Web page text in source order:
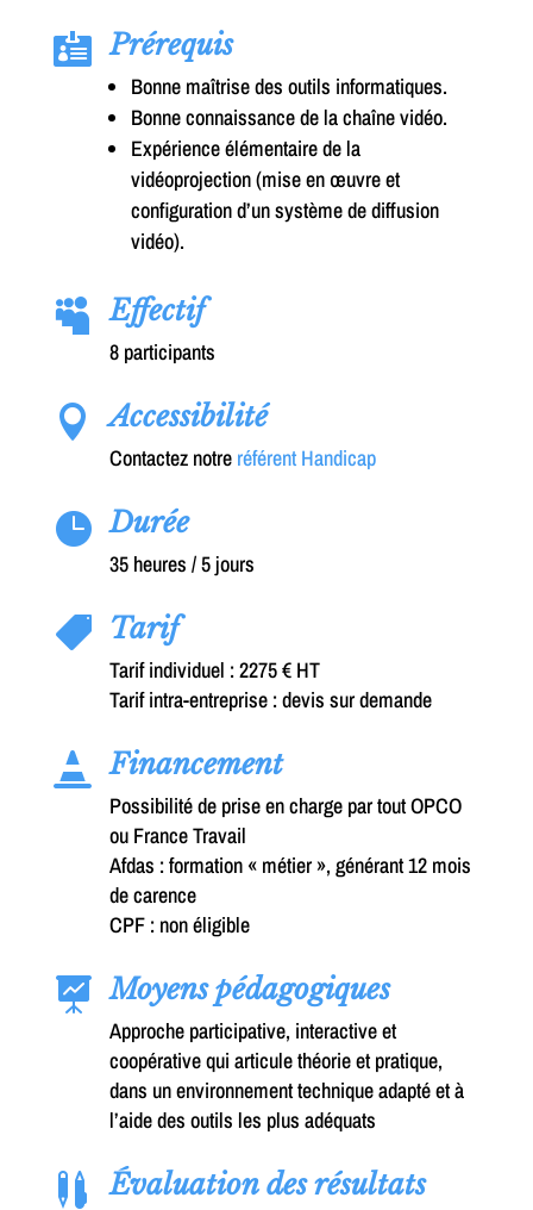
 Prérequis
Bonne maîtrise des outils informatiques.
Bonne connaissance de la chaîne vidéo.
Expérience élémentaire de la
vidéoprojection (mise en œuvre et
configuration d’un système de diffusion
vidéo).
 Effectif
8 participants
 Accessibilité
Contactez notre référent Handicap
 Durée
35 heures / 5 jours
 Tarif
Tarif individuel : 2275 € HT
Tarif intra-entreprise : devis sur demande
 Financement
Possibilité de prise en charge par tout OPCO
ou France Travail
Afdas : formation « métier », générant 12 mois
de carence
CPF : non éligible
 Moyens pédagogiques
Approche participative, interactive et
coopérative qui articule théorie et pratique,
dans un environnement technique adapté et à
l’aide des outils les plus adéquats
 Évaluation des résultats